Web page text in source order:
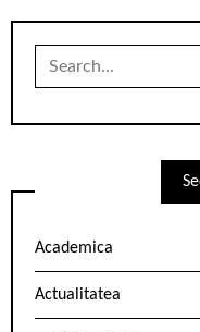
Search
Academica
Actualitatea